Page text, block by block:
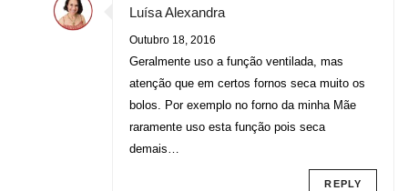
Luísa Alexandra
Outubro 18, 2016
Geralmente uso a função ventilada, mas
atenção que em certos fornos seca muito os
bolos. Por exemplo no forno da minha Mãe
raramente uso esta função pois seca
demais…
REPLY